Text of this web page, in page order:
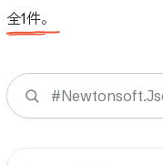
全1件。
検索